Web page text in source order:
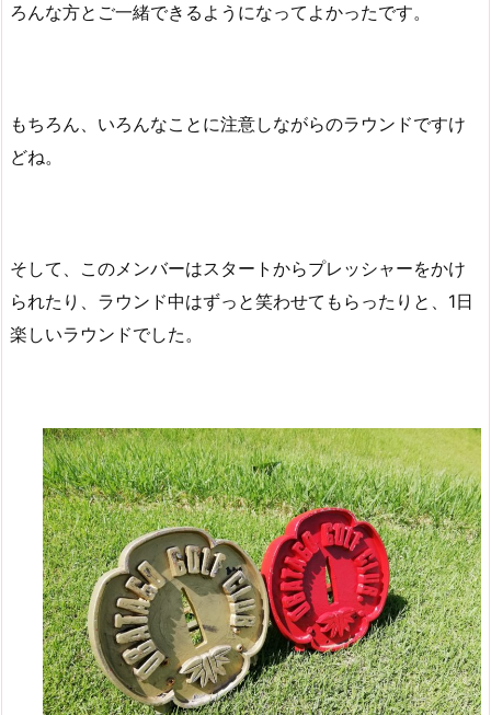
ろんな方とご一緒できるようになってよかったです。
もちろん、いろんなことに注意しながらのラウンドですけ
どね。
そして、このメンバーはスタートからプレッシャーをかけ
られたり、ラウンド中はずっと笑わせてもらったりと、1日
楽しいラウンドでした。